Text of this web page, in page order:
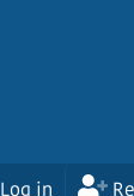
Log in